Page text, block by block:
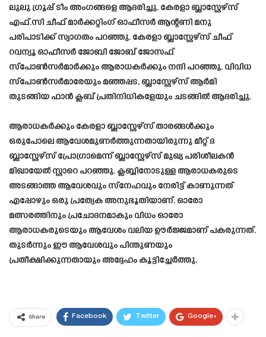
ലുലു ഗ്രൂപ്പ് ടീം അംഗങ്ങളെ ആദരിച്ചു. കേരളാ ബ്ലാസ്റ്റേഴ്‌സ്
എഫ്.സി ചീഫ് മാര്‍ക്കറ്റിംഗ് ഓഫീസര്‍ ആന്റണി മനു
പരിപാടിക്ക് സ്വാഗതം പറഞ്ഞു. കേരളാ ബ്ലാസ്റ്റേഴ്സ് ചീഫ്
റവന്യൂ ഓഫീസർ ജോബി ജോബ് ജോസഫ്
സ്പോൺസർമാർക്കും ആരാധകർക്കും നന്ദി പറഞ്ഞു. വിവിധ
സ്‌പോണ്‍സര്‍മാരേയും മഞ്ഞപ്പട, ബ്ലാസ്റ്റേഴ്‌സ് ആര്‍മി
തുടങ്ങിയ ഫാന്‍ ക്ലബ് പ്രതിനിധികളേയും ചടങ്ങില്‍ ആദരിച്ചു.
ആരാധകർക്കും കേരളാ ബ്ലാസ്റ്റേഴ്സ് താരങ്ങൾക്കും
ഒരുപോലെ ആവേശമുണർത്തുന്നതായിരുന്നു മീറ്റ് ദ
ബ്ലാസ്റ്റേഴ്സ് പ്രോഗ്രാമെന്ന് ബ്ലാസ്റ്റേഴ്സ് മുഖ്യ പരിശീലകൻ
മിഖായേൽ സ്റ്റാറെ പറഞ്ഞു. ക്ലബ്ബിനോടുള്ള ആരാധകരുടെ
അടങ്ങാത്ത ആവേശവും സ്നേഹവും നേരിട്ട് കാണുന്നത്
എപ്പോഴും ഒരു പ്രത്യേക അനുഭൂതിയാണ്. ഓരോ
മത്സരത്തിനും പ്രചോദനമാകും വിധം ഓരോ
ആരാധകരുടെയും ആവേശം വലിയ ഊർജ്ജമാണ് പകരുന്നത്.
തുടർന്നും ഈ ആവേശവും പിന്തുണയും
പ്രതീക്ഷിക്കുന്നതായും അദ്ദേഹം കൂട്ടിച്ചേർത്തു.
Share Facebook Twitter Google+